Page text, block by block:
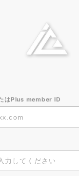
はPlus member ID